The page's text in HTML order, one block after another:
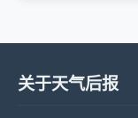
关于天气后报